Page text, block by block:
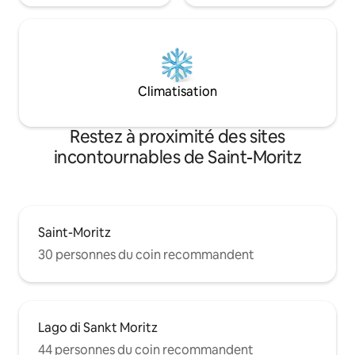
Climatisation
Restez à proximité des sites
incontournables de Saint-Moritz
Saint-Moritz
30 personnes du coin recommandent
Lago di Sankt Moritz
44 personnes du coin recommandent